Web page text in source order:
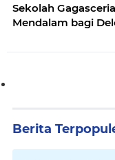
Sekolah
Mendalam bagi
Berita